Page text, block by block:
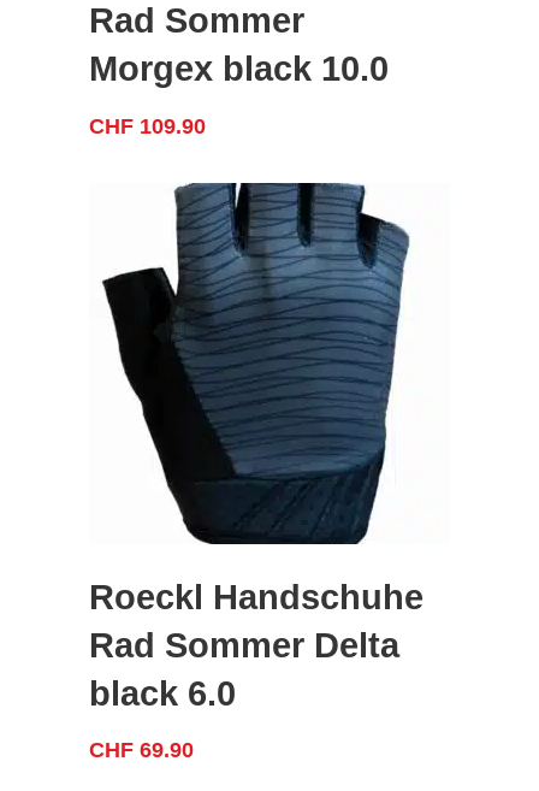
Rad Sommer
Morgex black 10.0
CHF 109.90
Roeckl Handschuhe
Rad Sommer Delta
black 6.0
CHF 69.90